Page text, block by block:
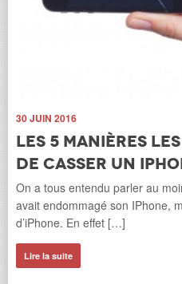
30 JUIN 2016
Les 5 manières
de casser un
On a tous entendu parler au
avait endommagé son IPhone,
d’iPhone. En effet […]
Lire la suite